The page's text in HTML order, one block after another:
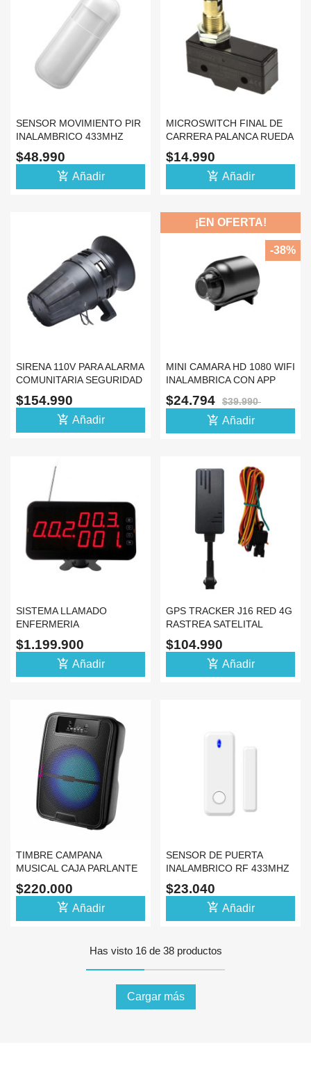
SENSOR MOVIMIENTO PIR
INALAMBRICO 433MHZ
ALARMA ANTI MASCOTA
$48.990
add_shopping_cart Añadir
MICROSWITCH FINAL DE
CARRERA PALANCA RUEDA
15A 250V
$14.990
add_shopping_cart Añadir
SIRENA 110V PARA ALARMA
COMUNITARIA SEGURIDAD
EMERGENCIA
$154.990
add_shopping_cart Añadir
MINI CAMARA HD 1080 WIFI
INALAMBRICA CON APP
$24.794 $39.990
add_shopping_cart Añadir
¡EN OFERTA!
-38%
SISTEMA LLAMADO
ENFERMERIA
INALAMBRICO PANTALLA
SIN SOFTWARE
$1.199.900
add_shopping_cart Añadir
GPS TRACKER J16 RED 4G
RASTREA SATELITAL
ALARMA MOTO CARRO
$104.990
add_shopping_cart Añadir
TIMBRE CAMPANA
MUSICAL CAJA PARLANTE
CON MELODIA TM800
$220.000
add_shopping_cart Añadir
SENSOR DE PUERTA
INALAMBRICO RF 433MHZ
ALARMA VENTANA
$23.040
add_shopping_cart Añadir
Has visto 16 de 38 productos
Cargar más